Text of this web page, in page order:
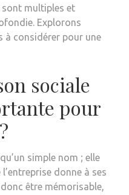
sont multiples et
Explorons
à considérer pour une
sociale
pour
simple nom ; elle
donne à ses
être mémorisable,